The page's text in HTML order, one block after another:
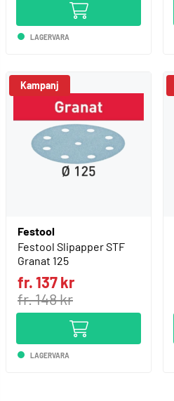
LAGERVARA
Kampanj
Festool
Festool Slipapper STF
Granat 125
fr. 137 kr
fr. 148 kr
LAGERVARA